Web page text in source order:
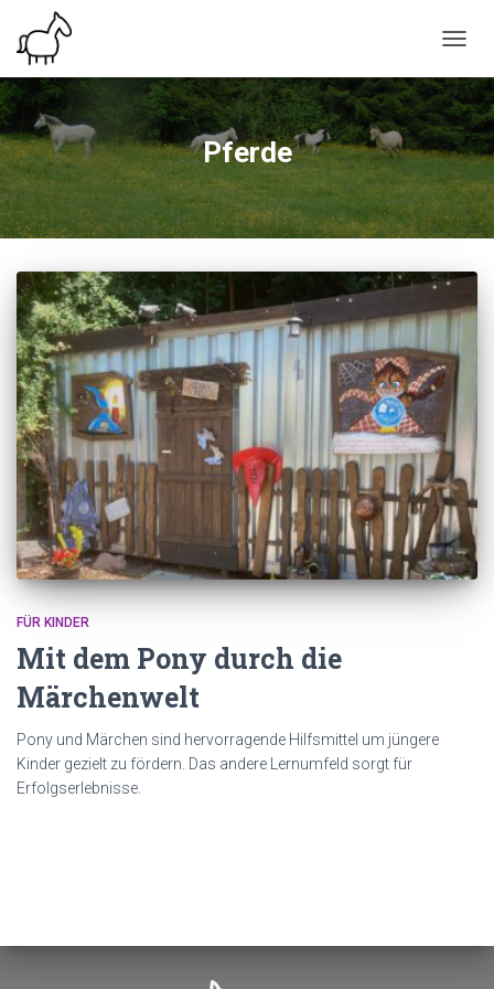
Pferde
FÜR KINDER
Mit dem Pony durch die
Märchenwelt
Pony und Märchen sind hervorragende Hilfsmittel um jüngere
Kinder gezielt zu fördern. Das andere Lernumfeld sorgt für
Erfolgserlebnisse.